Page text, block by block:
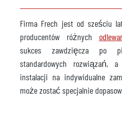
Firma Frech jest od sześciu
producentów różnych
sukces zawdzięcza po
standardowych rozwiązań,
instalacji na indywidualne
może zostać specjalnie